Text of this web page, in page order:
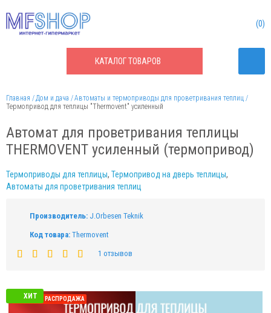
КАТАЛОГТОВАРОВ
0
Главная Дом и дача
Автоматы и термоприводы для проветривания теплиц
Термопривод для теплицы "Thermovent" усиленный
Автомат для проветривания теплицы
THERMOVENT усиленный (термопривод)
Термоприводы для теплицы, Термопривод на дверь теплицы,
Автоматы для проветривания теплиц
Производитель: J.Orbesen Teknik
Код товара: Thermovent
1 отзывов
ХИТ
СЕЗОННАЯ РАСПРОДАЖА